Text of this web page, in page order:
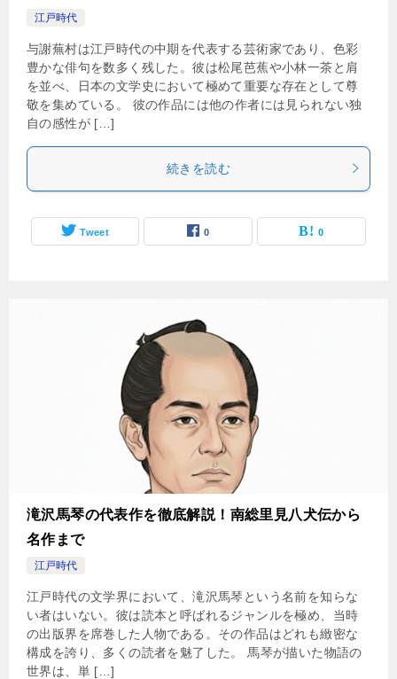
江戸時代
与謝蕪村は江戸時代の中期を代表する芸術家であり、色彩
豊かな俳句を数多く残した。彼は松尾芭蕉や小林一茶と肩
を並べ、日本の文学史において極めて重要な存在として尊
敬を集めている。 彼の作品には他の作者には見られない独
自の感性が […]
続きを読む
Tweet 0 0
滝沢馬琴の代表作を徹底解説！南総里見八犬伝から
名作まで
江戸時代
江戸時代の文学界において、滝沢馬琴という名前を知らな
い者はいない。彼は読本と呼ばれるジャンルを極め、当時
の出版界を席巻した人物である。その作品はどれも緻密な
構成を誇り、多くの読者を魅了した。 馬琴が描いた物語の
世界は、単 […]